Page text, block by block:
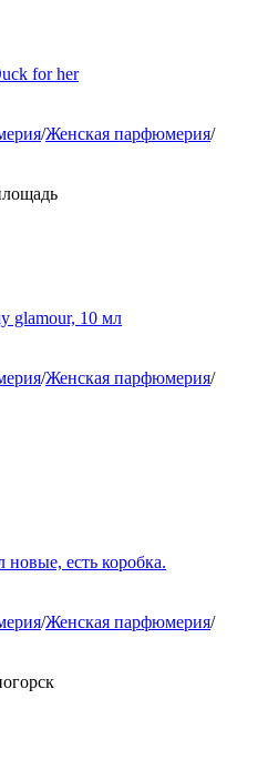
for her
/Женская парфюмерия/
glamour, 10 мл
/Женская парфюмерия/
есть коробка.
/Женская парфюмерия/